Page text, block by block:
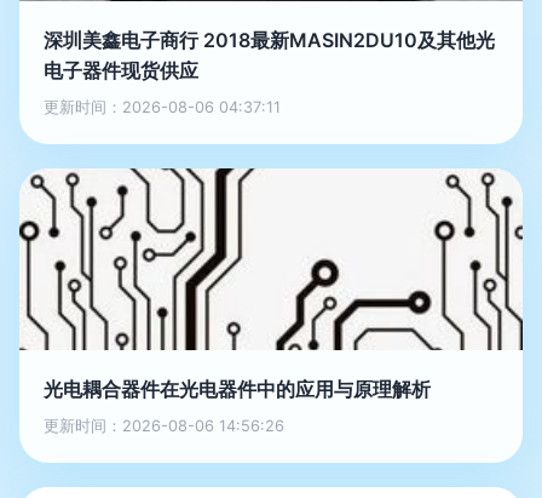
深圳美鑫电子商行 2018最新MASIN2DU10及其他光
电子器件现货供应
更新时间：2026-08-06 04:37:11
光电耦合器件在光电器件中的应用与原理解析
更新时间：2026-08-06 14:56:26